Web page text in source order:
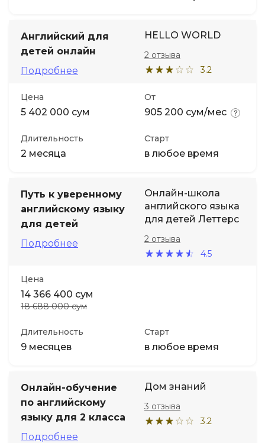
Английский для
детей онлайн
Подробнее
HELLO WORLD
3.2
2 отзыва
Цена
5 402 000 сум
От
905 200 сум/мес
Длительность
2 месяца
Старт
в любое время
Путь к уверенному
английскому языку
для детей
Подробнее
Онлайн-школа
английского языка
для детей Леттерс
4.5
2 отзыва
Цена
14 366 400 сум
18 688 000 сум
Длительность
9 месяцев
Старт
в любое время
Онлайн-обучение
по английскому
языку для 2 класса
Подробнее
Дом знаний
3.2
3 отзыва